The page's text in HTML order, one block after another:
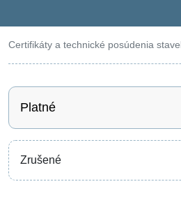
Certifikáty a technické posúdenia
Platné
Zrušené